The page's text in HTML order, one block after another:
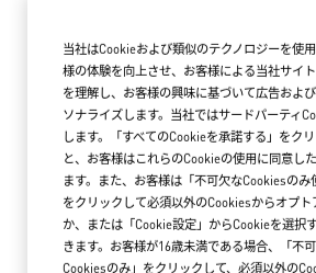
当社はCookieおよび類似のテクノロジーを使
様の体験を向上させ、お客様による当社サイ
を理解し、お客様の興味に基づいて広告およ
ソナライズします。当社ではサードパーティ
します。「すべてのCookieを承諾する」をク
と、お客様はこれらのCookieの使用に同意し
ます。また、お客様は「不可欠なCookiesのみ
をクリックして必須以外のCookiesからオプト
か、または「Cookie設定」からCookieを選択
きます。お客様が16歳未満である場合、「不
Cookiesのみ」をクリックして、必須以外の